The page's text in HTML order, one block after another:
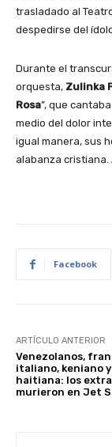
trasladado al
despedirse del
Durante el
orquesta, Zulinka
Rosa”, que
medio del dolor
igual manera, sus
alabanza cristiana.
Facebook
ARTÍCULO ANTERIOR
Venezolanos,
italiano, keniano
haitiana: los
murieron en Jet